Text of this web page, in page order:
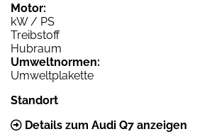
Motor:
kW / PS
Treibstoff
Hubraum
Umweltnormen:
Umweltplakette
Standort
Details zum Audi Q7 anzeigen